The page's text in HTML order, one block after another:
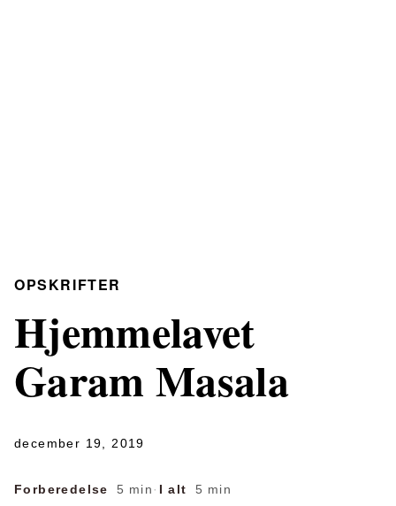
OPSKRIFTER
Hjemmelavet
Garam Masala
december 19, 2019
Forberedelse 5 min · I alt 5 min